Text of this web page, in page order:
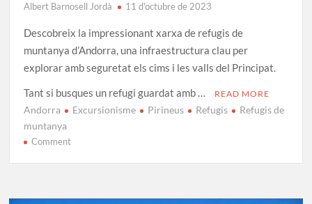
Albert Barnosell Jordà 11 d'octubre de 2023
Descobreix la impressionant xarxa de refugis de
muntanya d’Andorra, una infraestructura clau per
explorar amb seguretat els cims i les valls del Principat.
Tant si busques un refugi guardat amb …
READ MORE
Andorra Excursionisme Pirineus Refugis
Refugis de
muntanya
Commenton